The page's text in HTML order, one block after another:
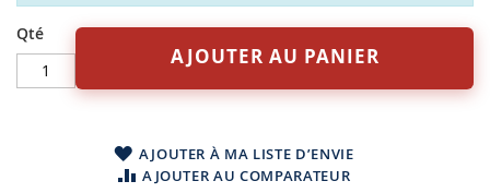
Qté
AJOUTER AU PANIER
AJOUTER À MA LISTE D’ENVIE
AJOUTER AU COMPARATEUR